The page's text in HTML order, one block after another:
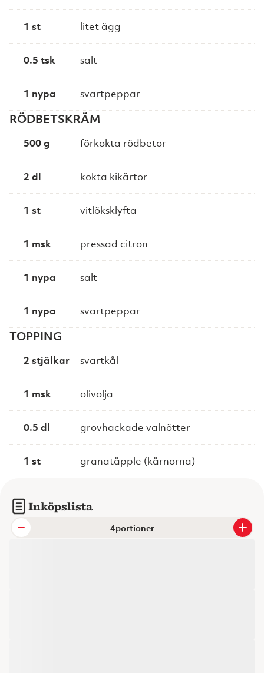
1 st litet ägg
0.5 tsk salt
1 nypa svartpeppar
RÖDBETSKRÄM
500 g förkokta rödbetor
2 dl kokta kikärtor
1 st vitlöksklyfta
1 msk pressad citron
1 nypa salt
1 nypa svartpeppar
TOPPING
2 stjälkar svartkål
1 msk olivolja
0.5 dl grovhackade valnötter
1 st granatäpple (kärnorna)
Inköpslista
portioner